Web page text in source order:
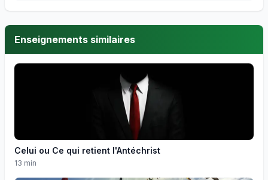
Enseignements similaires
Celui ou Ce qui retient l'Antéchrist
13 min